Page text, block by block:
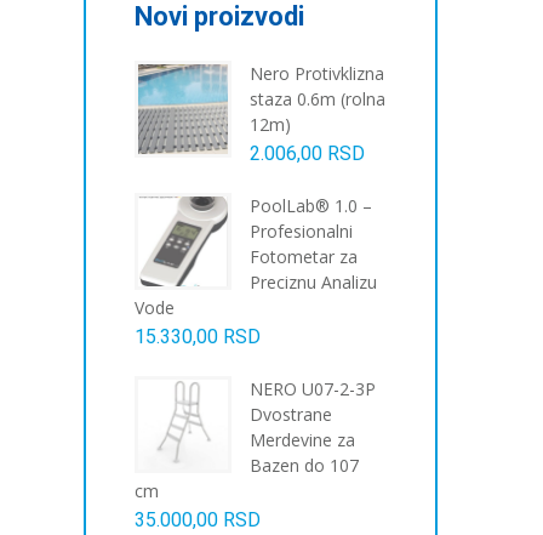
Novi proizvodi
Nero Protivklizna
staza 0.6m (rolna
12m)
2.006,00 RSD
PoolLab® 1.0 –
Profesionalni
Fotometar za
Preciznu Analizu
Vode
15.330,00 RSD
NERO U07-2-3P
Dvostrane
Merdevine za
Bazen do 107
cm
35.000,00 RSD